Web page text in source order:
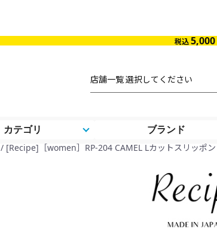
税込 5,000
カテゴリ ブランド
/ [Recipe]［women］RP-204 CAMEL Lカットスリッポン